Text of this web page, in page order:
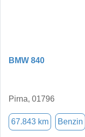
BMW 840
Pirna, 01796
67.843 km Benzin